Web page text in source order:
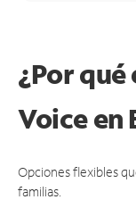
¿Por
Voice en
Opciones flexibles
familias.